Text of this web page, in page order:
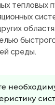
тепловых
среды.